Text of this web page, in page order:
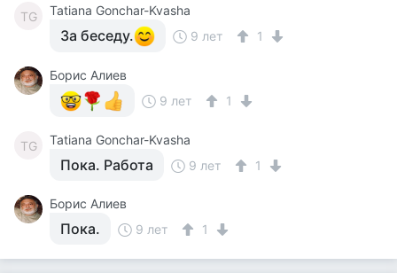
TG Tatiana Gonchar-Kvasha
За беседу. 9 лет 1
Борис Алиев
9 лет
1
TG Tatiana Gonchar-Kvasha
Пока. Работа 9 лет 1
Борис Алиев
Пока. 9 лет 1